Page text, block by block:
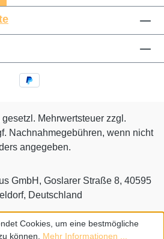
Mehrwertsteuer zzgl.
Nachnahmegebühren, wenn nicht
angegeben.
GmbH, Goslarer Straße 8, 40595
Deutschland
Cookies, um eine bestmögliche
können. Mehr Informationen ...